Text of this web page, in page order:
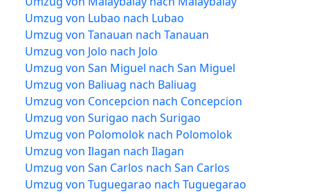
Umzug von Lubao nach Lubao
Umzug von Tanauan nach Tanauan
Umzug von Jolo nach Jolo
Umzug von San Miguel nach San Miguel
Umzug von Baliuag nach Baliuag
Umzug von Concepcion nach Concepcion
Umzug von Surigao nach Surigao
Umzug von Polomolok nach Polomolok
Umzug von Ilagan nach Ilagan
Umzug von San Carlos nach San Carlos
Umzug von Tuguegarao nach Tuguegarao